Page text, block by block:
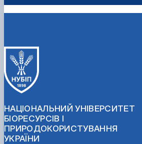
НАЦІОНАЛЬНИЙ УНІВЕРСИТЕТ
БІОРЕСУРСІВ І
ПРИРОДОКОРИСТУВАННЯ
УКРАЇНИ